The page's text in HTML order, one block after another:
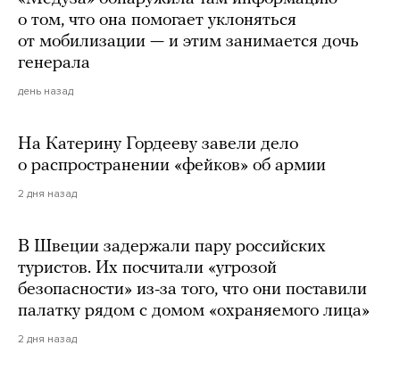
о том, что она помогает уклоняться
от мобилизации — и этим занимается дочь
генерала
день назад
На Катерину Гордееву завели дело
о распространении «фейков» об армии
2 дня назад
В Швеции задержали пару российских
туристов. Их посчитали «угрозой
безопасности» из-за того, что они поставили
палатку рядом с домом «охраняемого лица»
2 дня назад